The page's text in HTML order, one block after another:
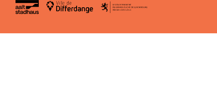
Aalt StadhausVille de DifferdangeLe Gouvernement du Grand-